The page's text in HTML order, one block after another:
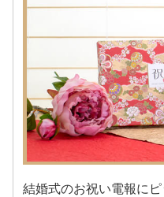
結婚式のお祝い電報に